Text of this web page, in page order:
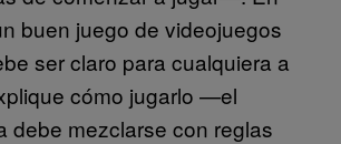
buen juego de videojuegos
ser claro para cualquiera a
cómo jugarlo —el
debe mezclarse con reglas